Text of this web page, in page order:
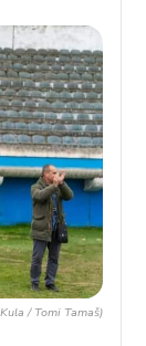
/ Tomi Tamaš)